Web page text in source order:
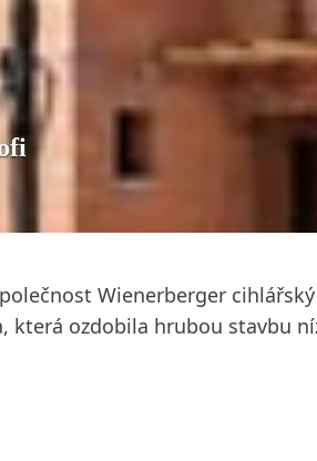
Wienerberger
ozdobila hrubou stavbu